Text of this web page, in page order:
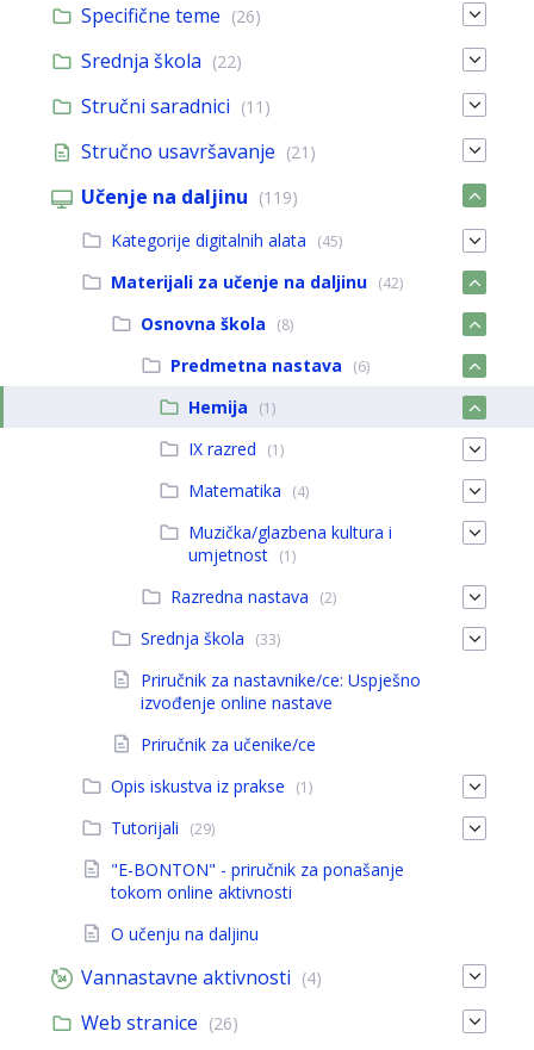
Specifične teme (26)
Srednja škola (22)
Stručni saradnici (11)
Stručno usavršavanje (21)
Učenje na daljinu (119)
Kategorije digitalnih alata
(45)
Materijali za učenje na daljinu (42)
Osnovna škola (8)
Predmetna nastava (6)
Hemija (1)
IX razred (1)
Matematika (4)
Muzička/glazbena kultura i
umjetnost (1)
Razredna nastava (2)
Srednja škola (33)
Priručnik za nastavnike/ce: Uspješno
izvođenje online nastave
Priručnik za učenike/ce
Opis iskustva iz prakse
(1)
Tutorijali (29)
"E-BONTON" - priručnik za ponašanje
tokom online aktivnosti
O učenju na daljinu
Vannastavne aktivnosti (4)
Web stranice (26)